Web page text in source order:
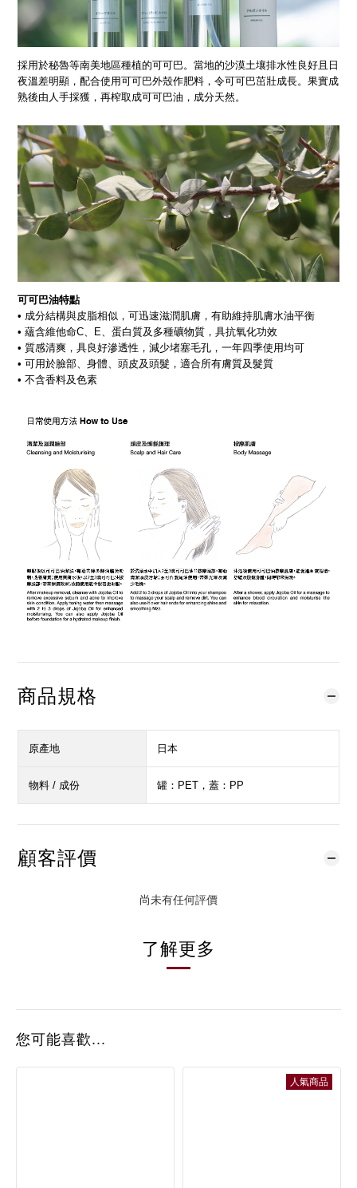
採用於秘魯等南美地區種植的可可巴。當地的沙漠土壤排水性良好且日
夜溫差明顯，配合使用可可巴外殼作肥料，令可可巴茁壯成長。果實成
熟後由人手採獲，再榨取成可可巴油，成分天然。
可可巴油特點
• 成分結構與皮脂相似，可迅速滋潤肌膚，有助維持肌膚水油平衡
• 蘊含維他命C、E、蛋白質及多種礦物質，具抗氧化功效
• 質感清爽，具良好滲透性，減少堵塞毛孔，一年四季使用均可
• 可用於臉部、身體、頭皮及頭髮，適合所有膚質及髮質
• 不含香料及色素
商品規格
原產地 日本
物料 / 成份 罐：PET，蓋：PP
顧客評價
尚未有任何評價
了解更多
您可能喜歡...
人氣商品